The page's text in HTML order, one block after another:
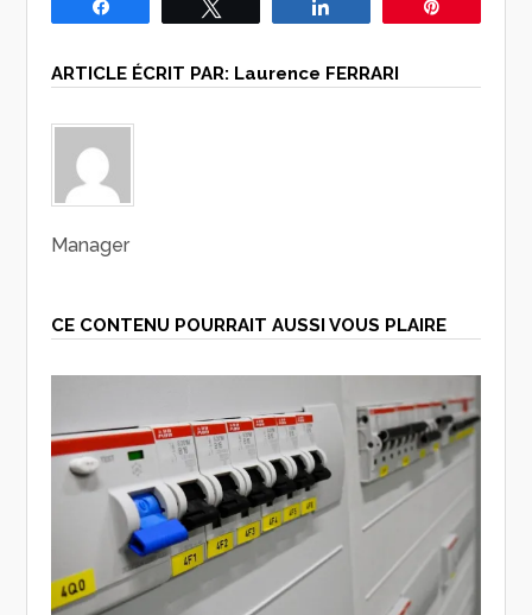
ARTICLE ÉCRIT PAR: Laurence FERRARI
Manager
CE CONTENU POURRAIT AUSSI VOUS PLAIRE